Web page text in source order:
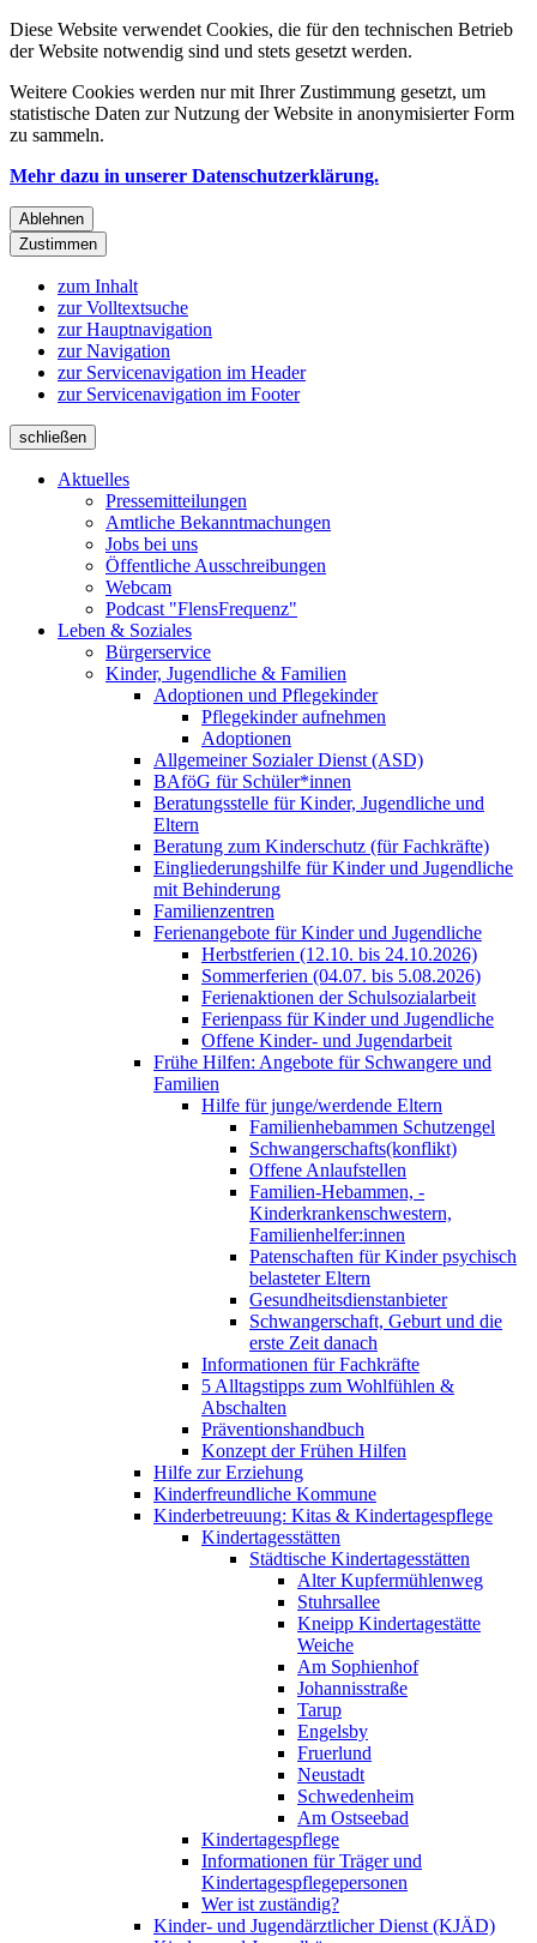
Diese Website verwendet Cookies, die für den technischen Betrieb
der Website notwendig sind und stets gesetzt werden.
Weitere Cookies werden nur mit Ihrer Zustimmung gesetzt, um
statistische Daten zur Nutzung der Website in anonymisierter Form
zu sammeln.
Mehr dazu in unserer Datenschutzerklärung.
Ablehnen
Zustimmen
zum Inhalt
zur Volltextsuche
zur Hauptnavigation
zur Navigation
zur Servicenavigation im Header
zur Servicenavigation im Footer
schließen
Aktuelles
Pressemitteilungen
Amtliche Bekanntmachungen
Jobs bei uns
Öffentliche Ausschreibungen
Webcam
Podcast "FlensFrequenz"
Leben & Soziales
Bürgerservice
Kinder, Jugendliche & Familien
Adoptionen und Pflegekinder
Pflegekinder aufnehmen
Adoptionen
Allgemeiner Sozialer Dienst (ASD)
BAföG für Schüler*innen
Beratungsstelle für Kinder, Jugendliche und
Eltern
Beratung zum Kinderschutz (für Fachkräfte)
Eingliederungshilfe für Kinder und Jugendliche
mit Behinderung
Familienzentren
Ferienangebote für Kinder und Jugendliche
Herbstferien (12.10. bis 24.10.2026)
Sommerferien (04.07. bis 5.08.2026)
Ferienaktionen der Schulsozialarbeit
Ferienpass für Kinder und Jugendliche
Offene Kinder- und Jugendarbeit
Frühe Hilfen: Angebote für Schwangere und
Familien
Hilfe für junge/werdende Eltern
Familienhebammen Schutzengel
Schwangerschafts(konflikt)
Offene Anlaufstellen
Familien-Hebammen, -
Kinderkrankenschwestern,
Familienhelfer:innen
Patenschaften für Kinder psychisch
belasteter Eltern
Gesundheitsdienstanbieter
Schwangerschaft, Geburt und die
erste Zeit danach
Informationen für Fachkräfte
5 Alltagstipps zum Wohlfühlen &
Abschalten
Präventionshandbuch
Konzept der Frühen Hilfen
Hilfe zur Erziehung
Kinderfreundliche Kommune
Kinderbetreuung: Kitas & Kindertagespflege
Kindertagesstätten
Städtische Kindertagesstätten
Alter Kupfermühlenweg
Stuhrsallee
Kneipp Kindertagestätte
Weiche
Am Sophienhof
Johannisstraße
Tarup
Engelsby
Fruerlund
Neustadt
Schwedenheim
Am Ostseebad
Kindertagespflege
Informationen für Träger und
Kindertagespflegepersonen
Wer ist zuständig?
Kinder- und Jugendärztlicher Dienst (KJÄD)